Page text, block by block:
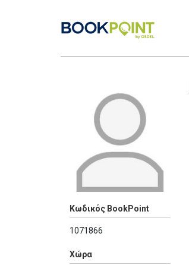
Κωδικός BookPoint
1071866
Χώρα